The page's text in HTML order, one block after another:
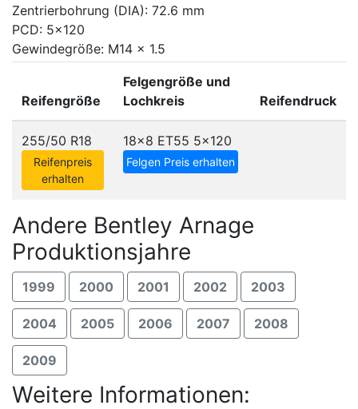
Zentrierbohrung (DIA): 72.6 mm
PCD: 5x120
Gewindegröße: M14 x 1.5
Reifengröße
Felgengröße und
Lochkreis
Reifendruck
255/50 R18
Reifenpreis
erhalten
18x8 ET55 5x120
Felgen Preis erhalten
Andere Bentley Arnage
Produktionsjahre
1999 2000 2001 2002 2003
2004 2005 2006 2007 2008
2009
Weitere Informationen: